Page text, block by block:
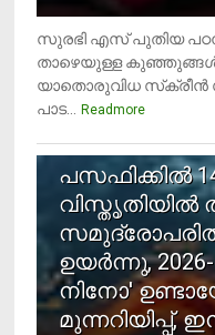
സുരഭി എസ് പുതിയ
താഴെയുള്ള
യാതൊരുവിധ
പാട... Readmore
പസഫിക്കില്‍
വിസ്തൃതിയില്‍
ഉയര്‍ന്നു,
നിനോ'
മുന്നറിയിപ്പ്,